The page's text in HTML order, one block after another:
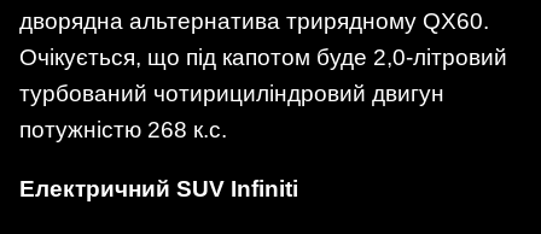
дворядна альтернатива трирядному QX60.
Очікується, що під капотом буде 2,0-літровий
турбований чотирициліндровий двигун
потужністю 268 к.с.
Електричний SUV Infiniti